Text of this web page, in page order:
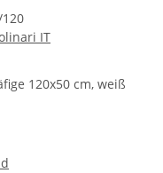
IT
120x50 cm, weiß